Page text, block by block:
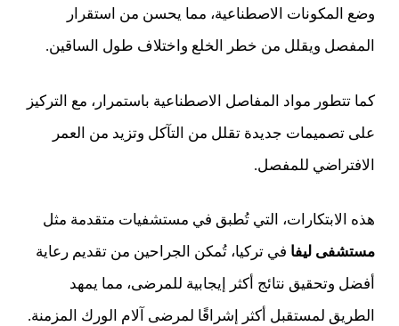
وضع المكونات الاصطناعية، مما يحسن من استقرار
المفصل ويقلل من خطر الخلع واختلاف طول الساقين.
كما تتطور مواد المفاصل الاصطناعية باستمرار، مع التركيز
على تصميمات جديدة تقلل من التآكل وتزيد من العمر
الافتراضي للمفصل.
هذه الابتكارات، التي تُطبق في مستشفيات متقدمة مثل
مستشفى ليفا في تركيا، تُمكن الجراحين من تقديم رعاية
أفضل وتحقيق نتائج أكثر إيجابية للمرضى، مما يمهد
الطريق لمستقبل أكثر إشراقًا لمرضى آلام الورك المزمنة.